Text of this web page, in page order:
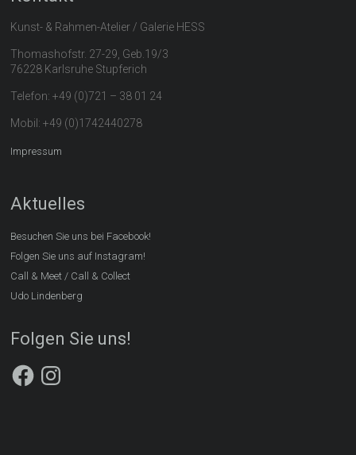
Kunst- & Rahmen-Atelier / Galerie HESS
Thomashofstr. 27-29, Geb.19/3
76228 Karlsruhe Stupferich
Telefon: +49 (0)721 – 38 01 24
Mobil: +49 (0)1742440278
Impressum
Aktuelles
Besuchen Sie uns bei Facebook!
Folgen Sie uns auf Instagram!
Call & Meet / Call & Collect
Udo Lindenberg
Folgen Sie uns!
FacebookInstagram